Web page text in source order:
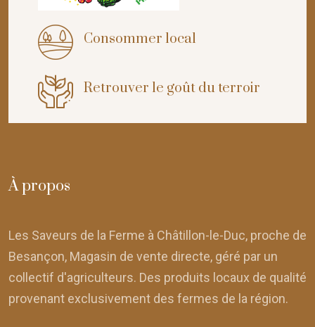
Consommer local
Retrouver le goût du terroir
À propos
Les Saveurs de la Ferme à Châtillon-le-Duc, proche de
Besançon, Magasin de vente directe, géré par un
collectif d'agriculteurs. Des produits locaux de qualité
provenant exclusivement des fermes de la région.